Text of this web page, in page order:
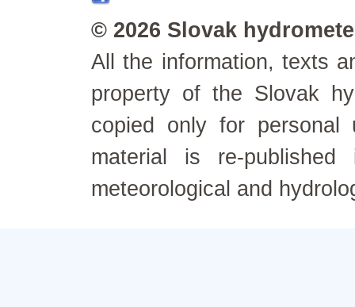
© 2026 Slovak
All the information, texts
property of the Slovak
copied only for personal
material is re-
meteorological and